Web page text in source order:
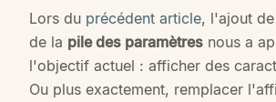
Lors du précédent article, l'ajout de
de la pile des paramètres nous a
l'objectif actuel : afficher des
Ou plus exactement, remplacer